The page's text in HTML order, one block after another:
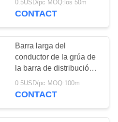
distribución aislada del
0.5USD/pc MOQ:los 50m
CONTACT
Barra larga del
conductor de la grúa de
la barra de distribución
de la distribución de
energía de viaje para los
0.5USD/pc MOQ:100m
CONTACT